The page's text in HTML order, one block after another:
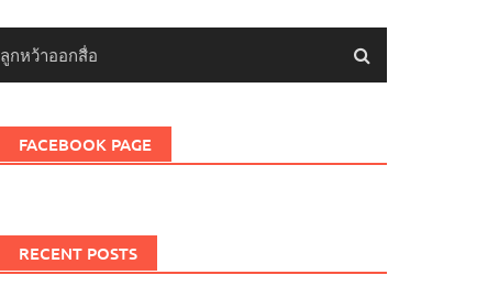
ลูกหว้าออกสื่อ
FACEBOOK PAGE
RECENT POSTS